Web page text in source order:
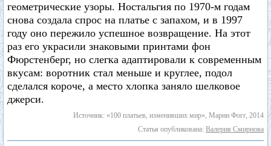
геометрические узоры. Ностальгия по 1970-м годам
снова создала спрос на платье с запахом, и в 1997
году оно пережило успешное возвращение. На этот
раз его украсили знаковыми принтами фон
Фюрстенберг, но слегка адаптировали к современным
вкусам: воротник стал меньше и круглее, подол
сделался короче, а место хлопка заняло шелковое
джерси.
Источник: «100 платьев, изменивших мир», Марни Фогг, 2014
Статья опубликована: Валерия Смирнова